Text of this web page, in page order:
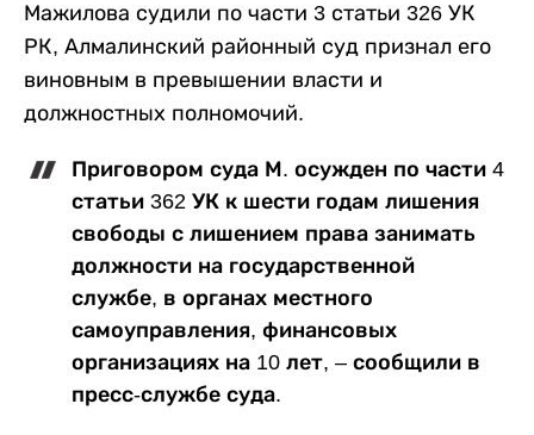
Мажилова судили по части 3 статьи 326 УК
РК, Алмалинский районный суд признал его
виновным в превышении власти и
должностных полномочий.
Приговором суда М. осужден по части 4
статьи 362 УК к шести годам лишения
свободы с лишением права занимать
должности на государственной
службе, в органах местного
самоуправления, финансовых
организациях на 10 лет, – сообщили в
пресс-службе суда.